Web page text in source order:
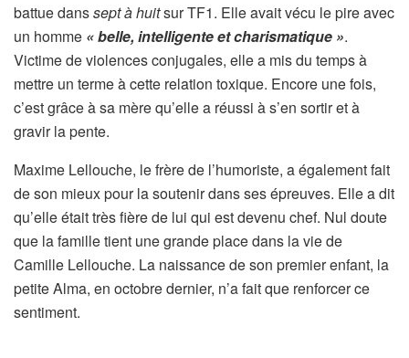
battue danssept à huitsur TF1. Elle avait vécu le pire avec
un homme « belle, intelligente et charismatique ».
Victime de violences conjugales, elle a mis du temps à
mettre un terme à cette relation toxique. Encore une fois,
c’est grâce à sa mère qu’elle a réussi à s’en sortir et à
gravir la pente.
Maxime Lellouche, le frère de l’humoriste, a également fait
de son mieux pour la soutenir dans ses épreuves. Elle a dit
qu’elle était très fière de lui qui est devenu chef. Nul doute
que la famille tient une grande place dans la vie de
Camille Lellouche. La naissance de son premier enfant, la
petite Alma, en octobre dernier, n’a fait que renforcer ce
sentiment.